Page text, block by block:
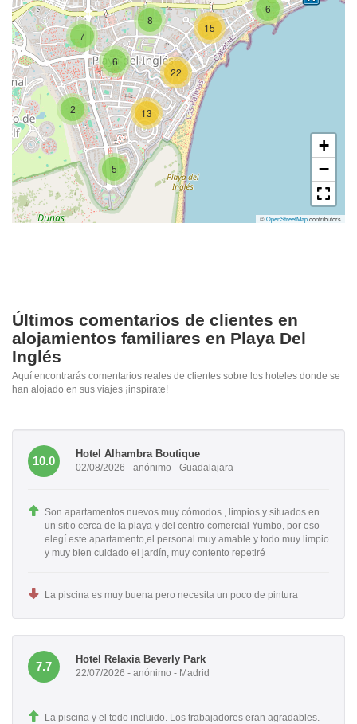
2
6
7
5
13
22
8
6
15
+
−
©OpenStreetMapcontributors
Últimos comentarios de clientes en
alojamientos familiares en Playa Del
Inglés
Aquí encontrarás comentarios reales de clientes sobre los hoteles donde se
han alojado en sus viajes ¡inspírate!
10.0
Hotel Alhambra Boutique
02/08/2026 - anónimo - Guadalajara
Son apartamentos nuevos muy cómodos , limpios y situados en
un sitio cerca de la playa y del centro comercial Yumbo, por eso
elegí este apartamento,el personal muy amable y todo muy limpio
y muy bien cuidado el jardín, muy contento repetiré
La piscina es muy buena pero necesita un poco de pintura
7.7
Hotel Relaxia Beverly Park
22/07/2026 - anónimo - Madrid
La piscina y el todo incluido. Los trabajadores eran agradables.